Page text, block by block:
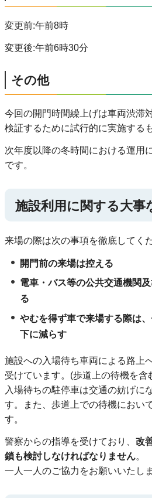
変更前:午前8時
変更後:午前6時30分
その他
今回の開門時間繰上げは車両渋滞
検証するために試行的に実施する
次年度以降の冬時間における運用
です。
施設利用に関する大事
来場の際は次の事項を徹底してく
開門前の来場は控える
電車・バス等の公共交通機関
る
やむを得ず車で来場する際は
下に減らす
施設への入場待ち車両による路上
受けています。(歩道上の待機を含
入場待ちの駐停車は交通の妨げに
す。また、歩道上での待機におい
す。
警察からの指導を受けており、 改
鎖も検討しなければなりません。
一人一人のご協力をお願いいたしま